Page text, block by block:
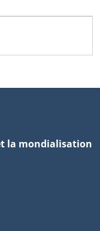
la mondialisation